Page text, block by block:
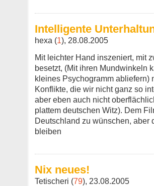
Intelligente
hexa (1), 28.08.2005
Mit leichter Hand inszeniert, mit
besetzt, (Mit ihren Mundwinkeln
kleines Psychogramm abliefern)
Konflikte, die wir nicht ganz so
aber eben auch nicht
plattem deutschen Witz). Dem
Deutschland zu wünschen, aber
bleiben
Nix neues!
Tetischeri (79), 23.08.2005